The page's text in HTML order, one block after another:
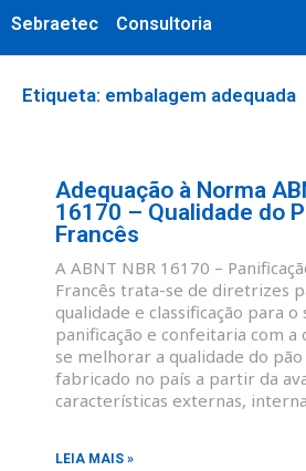
Sebraetec
Consultoria
Etiqueta: embalagem adequada
Adequação à Norma
16170 – Qualidade do
Francês
A ABNT NBR 16170 –
Francês trata-se de diretrizes
qualidade e classificação para
panificação e confeitaria com
se melhorar a qualidade do
fabricado no país a partir da
características externas,
LEIA MAIS »